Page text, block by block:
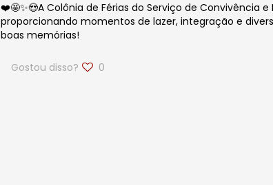
❤️🤩✨😍A Colônia de Férias do Serviço de Convivência
proporcionando momentos de lazer, integração e
boas memórias!
Gostou disso? 0